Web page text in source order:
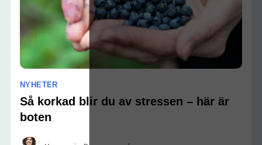
NYHETER
Så korkad blir du av stressen – här är
boten